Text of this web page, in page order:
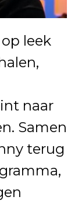
leek
naar
Samen
terug